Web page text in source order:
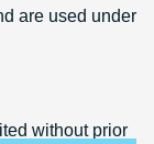
are used under
without prior